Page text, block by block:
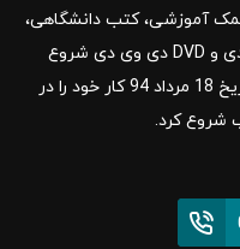
آموزشی، کتب دانشگاهی،
کتابهای زبان خارجه، انواع CD سی دی و DVD دی وی دی شروع
کرد.فروشگاه آنلاین کتاب مارکا در تاریخ 18 مرداد 94 کار خود را در
شروع کرد.